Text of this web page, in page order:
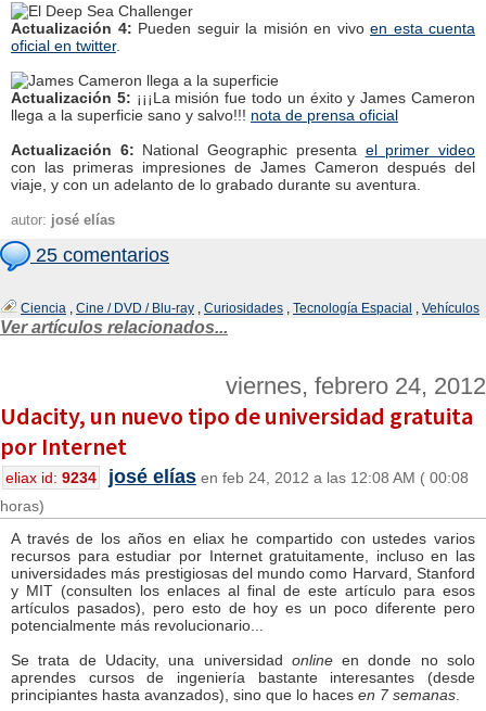
Actualización 4: Pueden seguir la misión en vivo en esta cuenta
oficial en twitter.
Actualización 5: ¡¡¡La misión fue todo un éxito y James Cameron
llega a la superficie sano y salvo!!! nota de prensa oficial
Actualización 6: National Geographic presenta el primer video
con las primeras impresiones de James Cameron después del
viaje, y con un adelanto de lo grabado durante su aventura.
autor: josé elías
25 comentarios
Ciencia , Cine / DVD / Blu-ray , Curiosidades , Tecnología Espacial , Vehículos
Ver artículos relacionados...
viernes, febrero 24, 2012
Udacity, un nuevo tipo de universidad gratuita
por Internet
eliax id: 9234 josé elías en feb 24, 2012 a las 12:08 AM ( 00:08
horas)
A través de los años en eliax he compartido con ustedes varios
recursos para estudiar por Internet gratuitamente, incluso en las
universidades más prestigiosas del mundo como Harvard, Stanford
y MIT (consulten los enlaces al final de este artículo para esos
artículos pasados), pero esto de hoy es un poco diferente pero
potencialmente más revolucionario...
Se trata de Udacity, una universidad onlineen donde no solo
aprendes cursos de ingeniería bastante interesantes (desde
principiantes hasta avanzados), sino que lo haces en 7 semanas